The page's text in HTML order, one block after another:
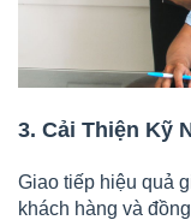
3. Cải Thiện Kỹ
Giao tiếp hiệu quả
khách hàng và